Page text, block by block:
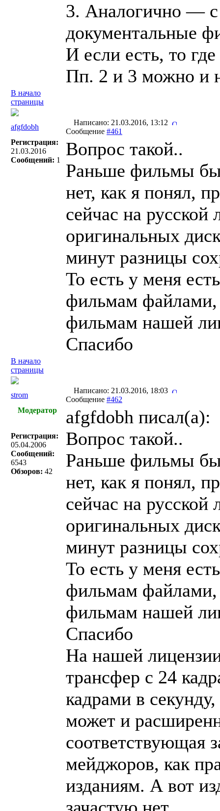
3. Аналогично — с
документальные
И если есть, то где
Пп. 2 и 3 можно и
В начало
страницы
afgfdobh
Написано: 21.03.2016, 13:12
Сообщение #461
Регистрация:
21.03.2016
Сообщений: 1
Вопрос такой..
Раньше фильмы
нет, как я понял,
сейчас на русской
оригинальных
минут разницы
То есть у меня
фильмам файлами,
фильмам нашей
Спасибо
В начало
страницы
strom
Написано: 21.03.2016, 18:03
Сообщение #462
Модератор
Регистрация:
05.04.2006
Сообщений:
6543
Обзоров: 42
afgfdobh писал(a):
Вопрос такой..
Раньше фильмы
нет, как я понял,
сейчас на русской
оригинальных
минут разницы
То есть у меня
фильмам файлами,
фильмам нашей
Спасибо
На нашей
трансфер с 24
кадрами в
может и
соответствующая
мейджоров, как
изданиям. А вот